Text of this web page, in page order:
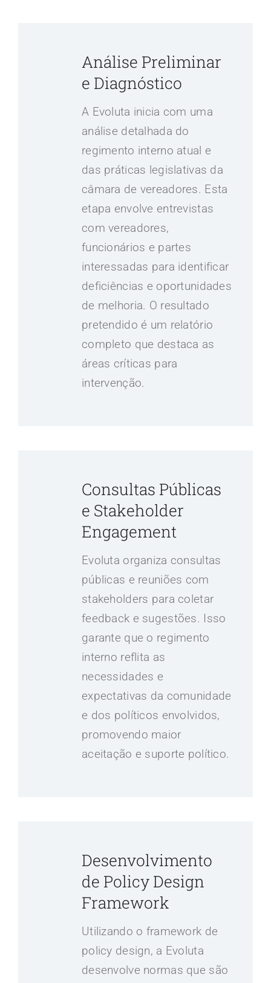
Análise Preliminar
e Diagnóstico
A Evoluta inicia com uma
análise detalhada do
regimento interno atual e
das práticas legislativas da
câmara de vereadores. Esta
etapa envolve entrevistas
com vereadores,
funcionários e partes
interessadas para identificar
deficiências e oportunidades
de melhoria. O resultado
pretendido é um relatório
completo que destaca as
áreas críticas para
intervenção.
Consultas Públicas
e Stakeholder
Engagement
Evoluta organiza consultas
públicas e reuniões com
stakeholders para coletar
feedback e sugestões. Isso
garante que o regimento
interno reflita as
necessidades e
expectativas da comunidade
e dos políticos envolvidos,
promovendo maior
aceitação e suporte político.
Desenvolvimento
de Policy Design
Framework
Utilizando o framework de
policy design, a Evoluta
desenvolve normas que são